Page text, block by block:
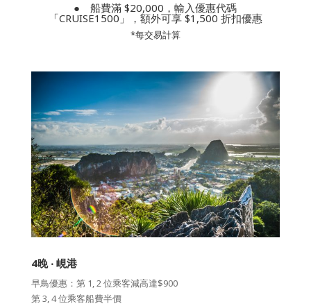
● 船費滿 $20,000，輸入優惠代碼
「CRUISE1500」，額外可享 $1,500 折扣優惠
*每交易計算
4晚 ‧ 峴港
早鳥優惠：第 1, 2 位乘客減高達$900
第 3, 4 位乘客船費半價